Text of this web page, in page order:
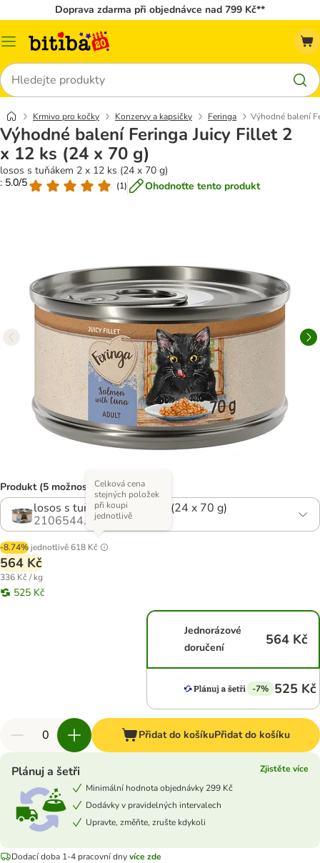
Doprava zdarma při objednávce nad 799 Kč**
Kategorie
Hledat
Krmivo pro kočky Konzervy a kapsičky Feringa Výhodné balení
Výhodné balení Feringa Juicy Fillet 2
x 12 ks (24 x 70 g)
losos s tuňákem 2 x 12 ks (24 x 70 g)
: 5.0/5
(1) Ohodnoťte tento produkt
Produkt (5 možností)
losos s tuňákem 2 x 12 ks (24 x 70 g)
2106544.0
-8.74% jednotlivě618 Kč
Celková cena
stejných položek
při koupi
jednotlivě
564 Kč
336 Kč / kg
525 Kč
Jednorázové
doručení
564 Kč
-7% 525 Kč
Přidat do košíkuPřidat do košíku
Plánuj a šetři
Zjistěte více
Minimální hodnota objednávky 299 Kč
Dodávky v pravidelných intervalech
Upravte, změňte, zrušte kdykoli
Dodací doba 1-4 pracovní dnyvíce zde